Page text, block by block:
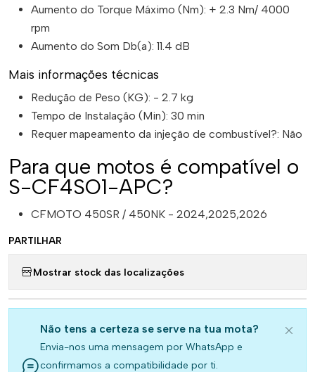
Aumento do Torque Máximo (Nm): + 2.3 Nm/ 4000
rpm
Aumento do Som Db(a): 11.4 dB
Mais informações técnicas
Redução de Peso (KG): - 2.7 kg
Tempo de Instalação (Min): 30 min
Requer mapeamento da injeção de combustível?: Não
Para que motos é compatível o
S-CF4SO1-APC?
CFMOTO 450SR / 450NK - 2024,2025,2026
PARTILHAR
Mostrar stock das localizações
Não tens a certeza se serve na tua mota?
Envia-nos uma mensagem por WhatsApp e
confirmamos a compatibilidade por ti.